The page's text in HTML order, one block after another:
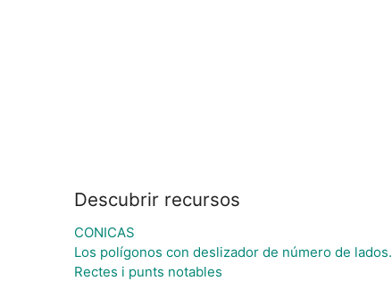
Descubrir recursos
CONICAS
Los polígonos con deslizador de número de lados.
Rectes i punts notables